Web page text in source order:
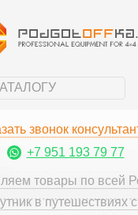
звонок
+7 951 193 79 77
товары по всей
в путешествиях